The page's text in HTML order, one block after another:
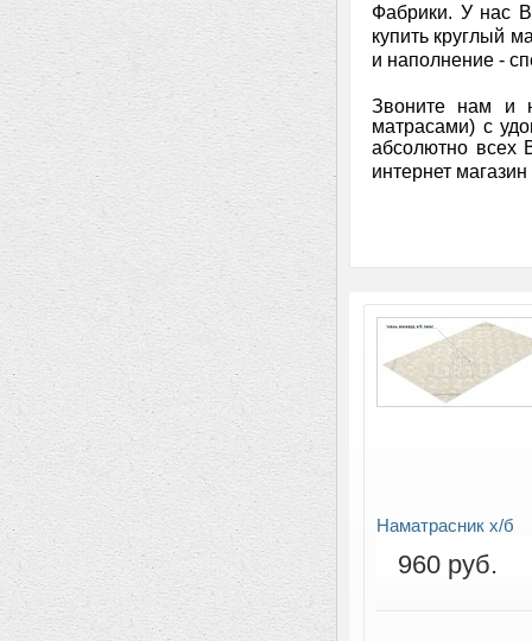
Фабрики. У нас
купить круглый
и наполнение -
Звоните нам и
матрасами) с
абсолютно всех
интернет
Наматрасник х/б
960 руб.